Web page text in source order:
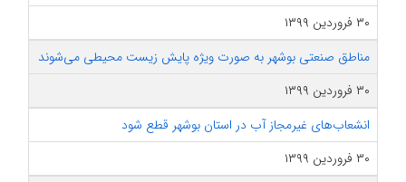
۳۰ فروردین ۱۳۹۹
مناطق صنعتی بوشهر به صورت ویژه پایش زیست محیطی می‌شوند
۳۰ فروردین ۱۳۹۹
انشعاب‌های غیرمجاز آب در استان بوشهر قطع شود
۳۰ فروردین ۱۳۹۹